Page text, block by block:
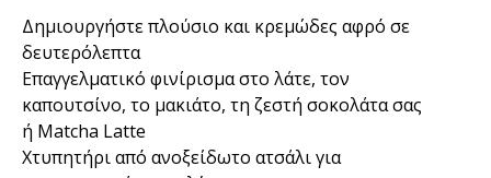
Δημιουργήστε πλούσιο και κρεμώδες αφρό σε
δευτερόλεπτα
Επαγγελματικό φινίρισμα στο λάτε, τον
καπουτσίνο, το μακιάτο, τη ζεστή σοκολάτα σας
ή Matcha Latte
Χτυπητήρι από ανοξείδωτο ατσάλι για